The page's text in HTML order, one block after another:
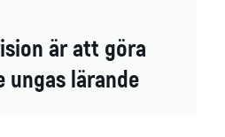
är att göra
ungas lärande